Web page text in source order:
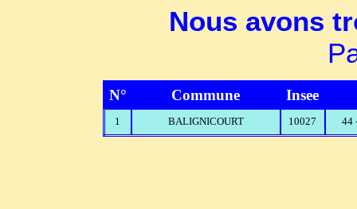
Nous avons
N° Commune Insee
1 BALIGNICOURT 10027 44